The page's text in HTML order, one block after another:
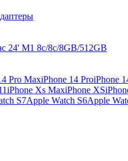
24' M1 8c/8c/8GB/512GB
Pro MaxiPhone 14 ProiPhone
iPhone Xs MaxiPhone XS
S7Apple Watch S6Apple